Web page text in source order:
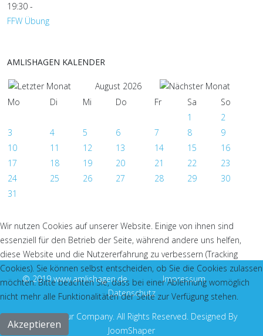
19:30 -
FFW Übung
AMLISHAGEN KALENDER
August 2026
Mo
Di Mi Do Fr Sa
So
1
2
3
4 5 6 7 8
9
10
11 12 13 14 15
16
17
18 19 20 21 22
23
24
25 26 27 28 29
30
31
©2019 www.amlishagen.deImpressum
Datenschutz
© 2026 Your Company. All Rights Reserved. Designed By
JoomShaper
Wir nutzen Cookies auf unserer Website. Einige von ihnen sind
essenziell für den Betrieb der Seite, während andere uns helfen,
diese Website und die Nutzererfahrung zu verbessern (Tracking
Cookies). Sie können selbst entscheiden, ob Sie die Cookies zulassen
möchten. Bitte beachten Sie, dass bei einer Ablehnung womöglich
nicht mehr alle Funktionalitäten der Seite zur Verfügung stehen.
Akzeptieren